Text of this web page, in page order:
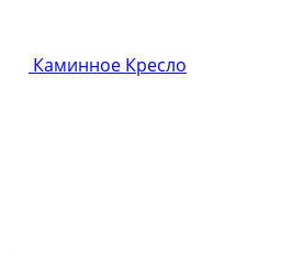
Каминное Кресло